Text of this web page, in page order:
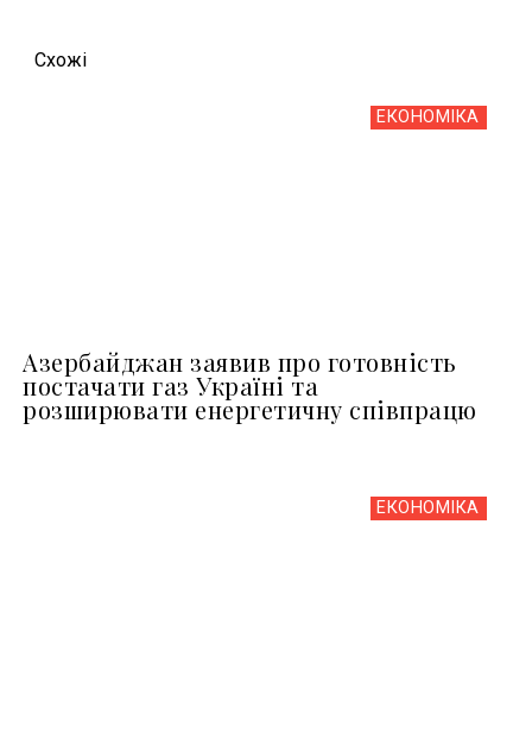
Схожi
ЕКОНОМІКА
Азербайджан заявив про готовність
постачати газ Україні та
розширювати енергетичну співпрацю
ЕКОНОМІКА